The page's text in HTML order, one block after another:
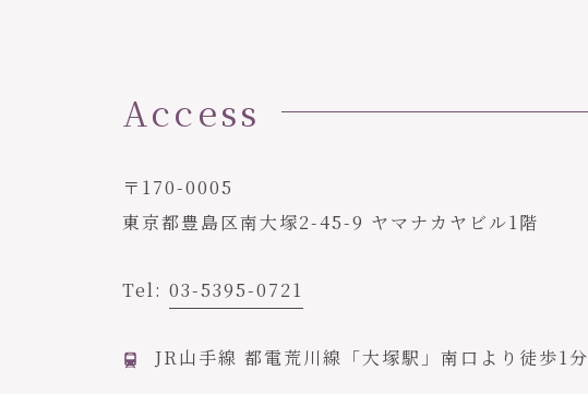
Access
〒170-0005
東京都豊島区南大塚2-45-9 ヤマナカヤビル1階
Tel: 03-5395-0721
JR山手線 都電荒川線「大塚駅」南口より徒歩1分